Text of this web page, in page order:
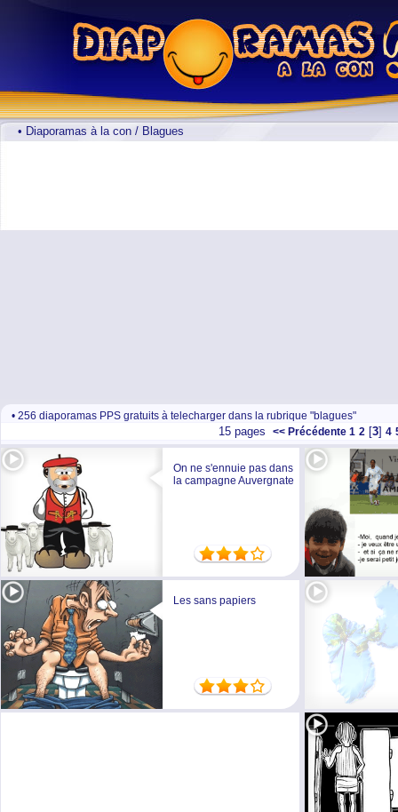
• Diaporamas à la con / Blagues
• 256 diaporamas PPS gratuits à telecharger dans la rubrique "blagues"
15 pages << Précédente 1 2 [3] 4
On ne s'ennuie pas dans
la campagne Auvergnate
Les sans papiers